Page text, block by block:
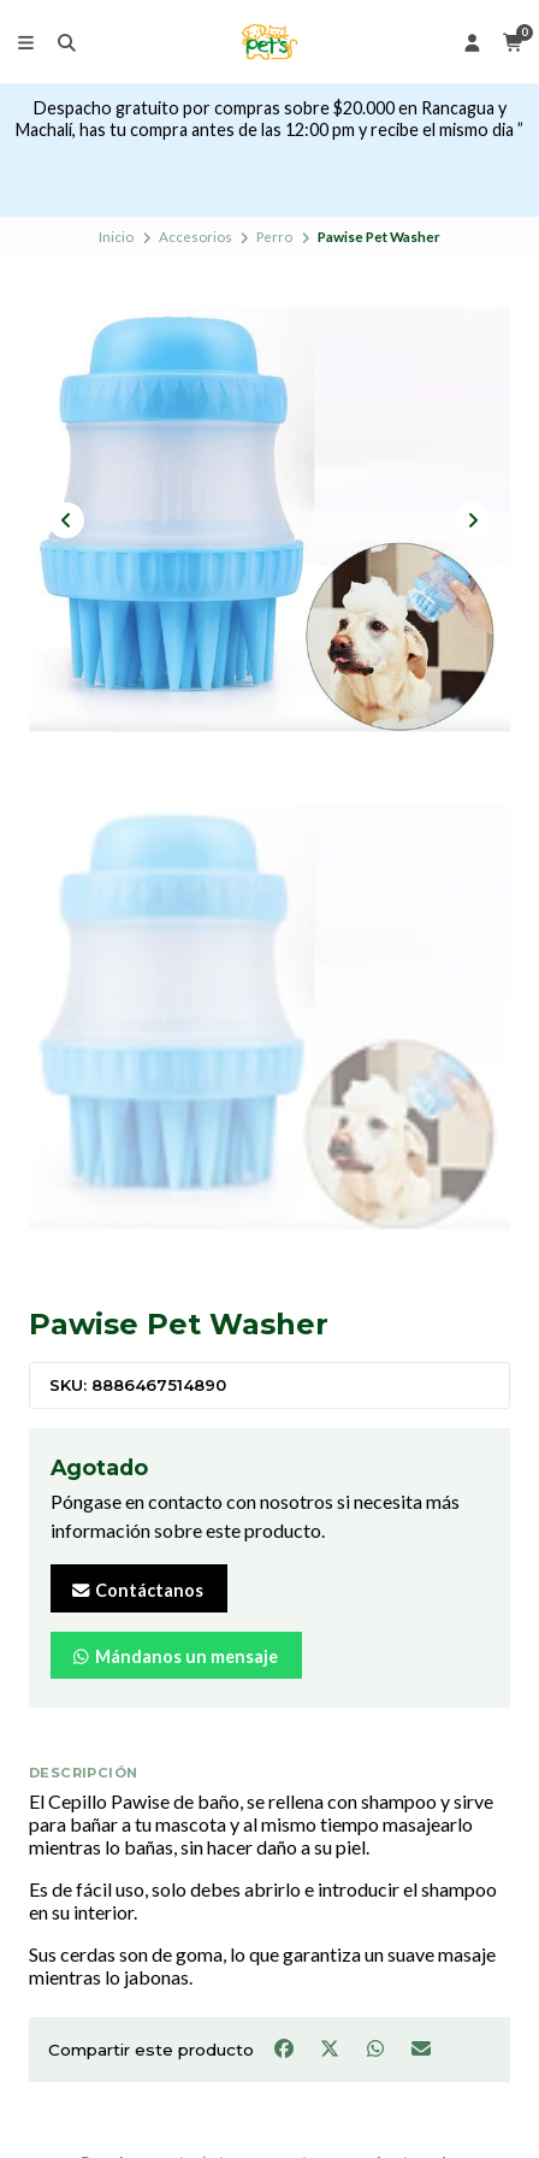
0
Despacho gratuito por compras sobre $20.000 en Rancagua y
Machalí, has tu compra antes de las 12:00 pm y recibe el mismo dia ”
Inicio Accesorios Perro Pawise Pet Washer
Pawise Pet Washer
SKU: 8886467514890
Agotado
Póngase en contacto con nosotros si necesita más
información sobre este producto.
Contáctanos
Mándanos un mensaje
DESCRIPCIÓN
El Cepillo Pawise de baño, se rellena con shampoo y sirve
para bañar a tu mascota y al mismo tiempo masajearlo
mientras lo bañas, sin hacer daño a su piel.
Es de fácil uso, solo debes abrirlo e introducir el shampoo
en su interior.
Sus cerdas son de goma, lo que garantiza un suave masaje
mientras lo jabonas.
Compartir este producto